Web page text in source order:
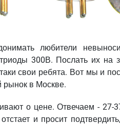
любители
300В. Послать их на
таки свои ребята. Вот мы и
рынок в Москве.
о цене. Отвечаем - 27-
и просит